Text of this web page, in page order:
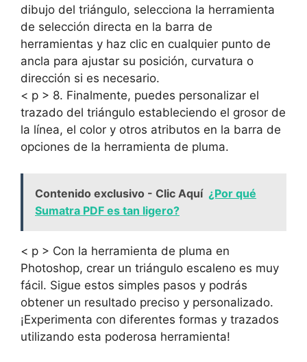
dibujo del triángulo, selecciona la herramienta
de selección directa en la barra de
herramientas y haz clic en cualquier punto de
ancla para ajustar su posición, curvatura o
dirección si es necesario.
< p > 8. Finalmente, puedes personalizar el
trazado del triángulo estableciendo el grosor de
la línea, el color y otros atributos en la barra de
opciones de la herramienta de pluma.
Contenido exclusivo - Clic Aquí ¿Por qué
Sumatra PDF es tan ligero?
< p > Con la herramienta de pluma en
Photoshop, crear un triángulo escaleno es muy
fácil. Sigue estos simples pasos y podrás
obtener un resultado preciso y personalizado.
¡Experimenta con diferentes formas y trazados
utilizando esta poderosa herramienta!